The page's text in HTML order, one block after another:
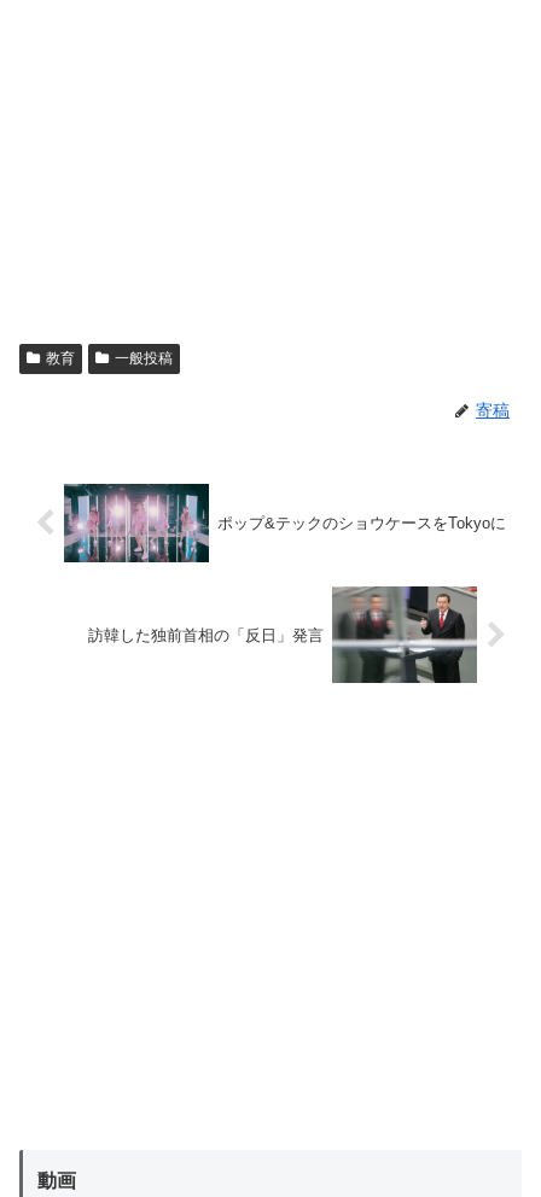
教育 一般投稿
寄稿
ポップ&テックのショウケースをTokyoに
訪韓した独前首相の「反日」発言
動画